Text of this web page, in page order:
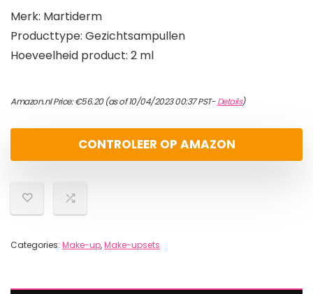
Merk: Martiderm
Producttype: Gezichtsampullen
Hoeveelheid product: 2 ml
Amazon.nl Price:€56.20(as of 10/04/2023 00:37 PST-Details)
CONTROLEER OP AMAZON
Categories: Make-up,Make-upsets